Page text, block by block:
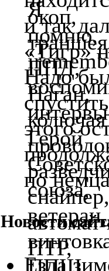
и так
«Тигр»
Надо
этого
по
Новости
Езда